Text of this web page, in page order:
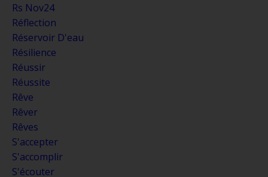
Rs Nov24
Réflection
Réservoir D'eau
Résilience
Réussir
Réussite
Rêve
Rêver
Rêves
S'accepter
S'accomplir
S'écouter